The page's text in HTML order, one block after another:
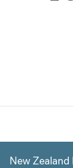
New Zealand